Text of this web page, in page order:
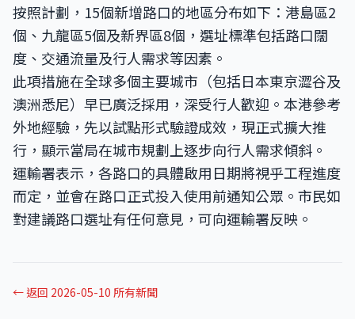
按照計劃，15個新增路口的地區分布如下：港島區2
個、九龍區5個及新界區8個，選址標準包括路口闊
度、交通流量及行人需求等因素。
此項措施在全球多個主要城市（包括日本東京澀谷及
澳洲悉尼）早已廣泛採用，深受行人歡迎。本港參考
外地經驗，先以試點形式驗證成效，現正式擴大推
行，顯示當局在城市規劃上逐步向行人需求傾斜。
運輸署表示，各路口的具體啟用日期將視乎工程進度
而定，並會在路口正式投入使用前通知公眾。市民如
對建議路口選址有任何意見，可向運輸署反映。
← 返回 2026-05-10 所有新聞